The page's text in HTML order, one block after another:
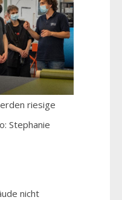
riesige
Stephanie
nicht